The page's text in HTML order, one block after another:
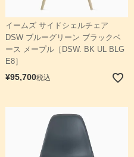
イームズ サイドシェルチェア
DSW ブルーグリーン ブラックベ
ース メープル［DSW. BK UL BLG
E8］
¥95,700税込